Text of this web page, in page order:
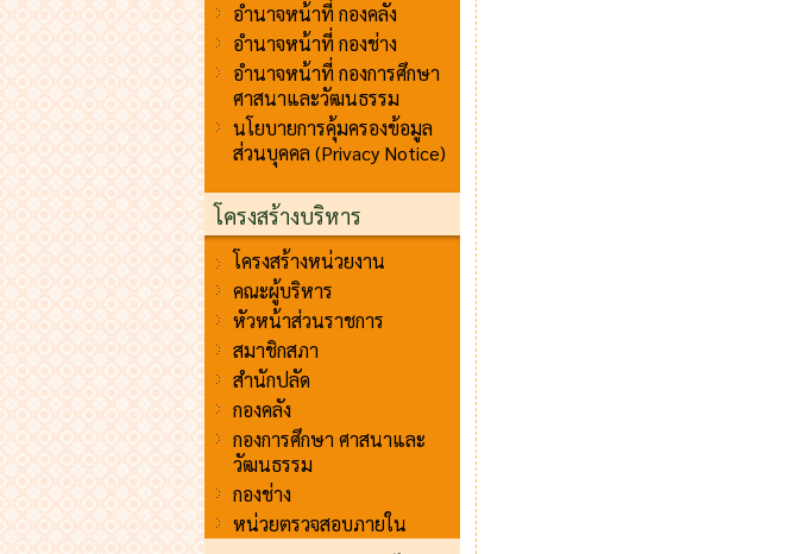
อำนาจหน้าที่ กองคลัง
อำนาจหน้าที่ กองช่าง
อำนาจหน้าที่ กองการศึกษา
ศาสนาและวัฒนธรรม
นโยบายการคุ้มครองข้อมูล
ส่วนบุคคล (Privacy Notice)
โครงสร้างบริหาร
โครงสร้างหน่วยงาน
คณะผู้บริหาร
หัวหน้าส่วนราชการ
สมาชิกสภา
สำนักปลัด
กองคลัง
กองการศึกษา ศาสนาและ
วัฒนธรรม
กองช่าง
หน่วยตรวจสอบภายใน